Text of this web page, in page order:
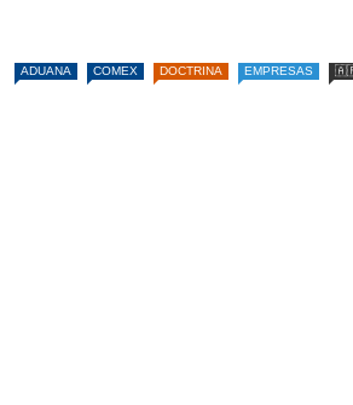
ADUANA COMEX DOCTRINA EMPRESAS 🇦🇷